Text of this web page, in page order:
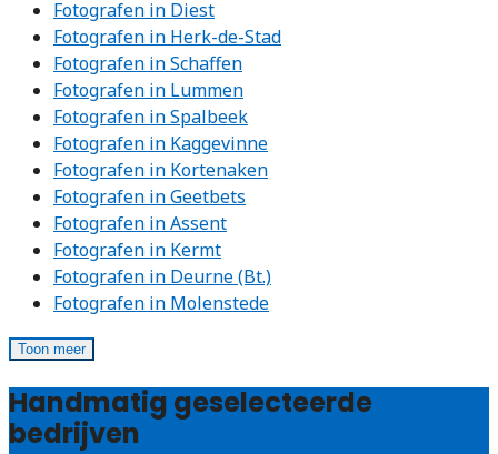
Fotografen in Diest
Fotografen in Herk-de-Stad
Fotografen in Schaffen
Fotografen in Lummen
Fotografen in Spalbeek
Fotografen in Kaggevinne
Fotografen in Kortenaken
Fotografen in Geetbets
Fotografen in Assent
Fotografen in Kermt
Fotografen in Deurne (Bt.)
Fotografen in Molenstede
Toon meer
Handmatig geselecteerde
bedrijven